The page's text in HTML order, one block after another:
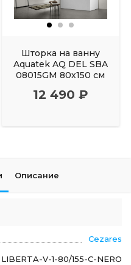
Шторка на ванну
Aquatek AQ DEL SBA
08015GM 80х150 см
12 490 ₽
Описание
Cezares
LIBERTA-V-1-80/155-C-NERO